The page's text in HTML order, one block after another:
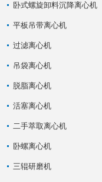
卧式螺旋卸料沉降离心机
平板吊带离心机
过滤离心机
吊袋离心机
脱脂离心机
活塞离心机
二手萃取离心机
卧螺离心机
三辊研磨机